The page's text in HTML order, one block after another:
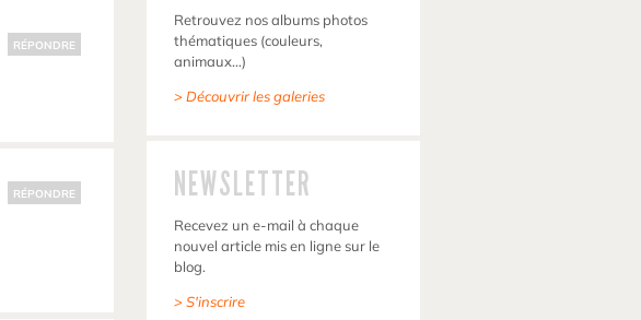
RÉPONDRE
RÉPONDRE
Retrouvez nos albums photos
thématiques (couleurs,
animaux…)
> Découvrir les galeries
NEWSLETTER
Recevez un e-mail à chaque
nouvel article mis en ligne sur le
blog.
> S'inscrire